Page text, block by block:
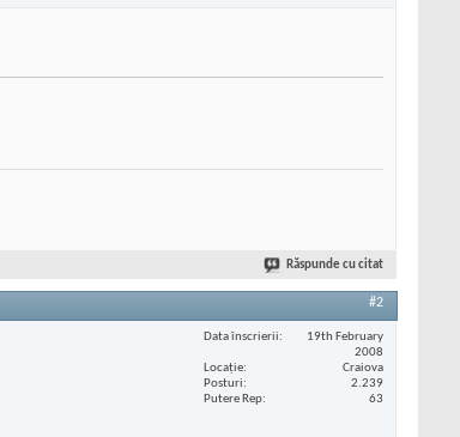
Răspunde cu citat
#2
Data înscrierii
19th February
2008
Locaţie
Craiova
Posturi
2.239
Putere Rep
63